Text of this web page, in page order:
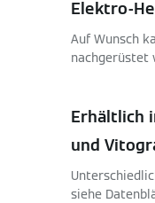
Elektro-
Auf Wunsch
nachgerüstet
Erhältlich
und
siehe